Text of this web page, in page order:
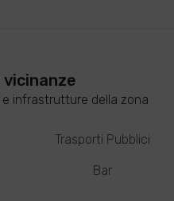
vicinanze
e infrastrutture della zona
Trasporti Pubblici
Bar